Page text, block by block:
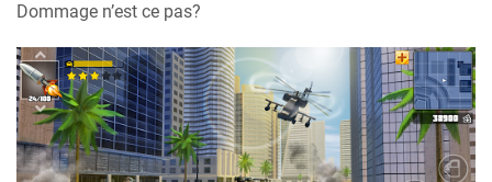
Dommage n’est ce pas?